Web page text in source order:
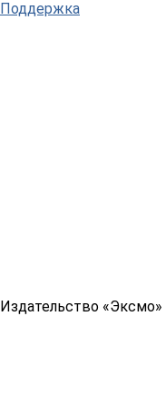
Поддержка
Издательство «Эксмо»